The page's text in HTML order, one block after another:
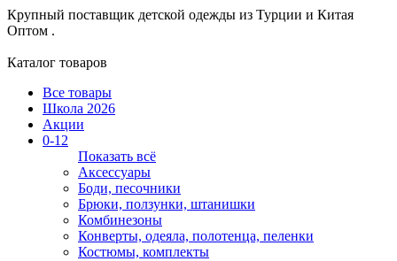
Крупный поставщик детской одежды из Турции и Китая
Оптом .
Каталог товаров
Все товары
Школа 2026
Акции
0-12
Показать всё
Аксессуары
Боди, песочники
Брюки, ползунки, штанишки
Комбинезоны
Конверты, одеяла, полотенца, пеленки
Костюмы, комплекты